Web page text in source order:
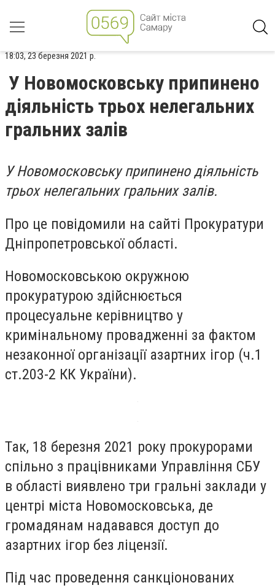
18:03, 23 березня 2021 р.
У Новомосковську припинено
діяльність трьох нелегальних
гральних залів
У Новомосковську припинено діяльність
трьох нелегальних гральних залів.
Про це повідомили на сайті Прокуратури
Дніпропетровської області.
Новомосковською окружною
прокуратурою здійснюється
процесуальне керівництво у
кримінальному провадженні за фактом
незаконної організації азартних ігор (ч.1
ст.203-2 КК України).
Так, 18 березня 2021 року прокурорами
спільно з працівниками Управління СБУ
в області виявлено три гральні заклади у
центрі міста Новомосковська, де
громадянам надавався доступ до
азартних ігор без ліцензії.
Під час проведення санкціонованих